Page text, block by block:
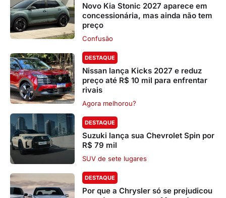
Novo Kia Stonic 2027 aparece em
concessionária, mas ainda não tem
preço
Confusão
DESTAQUE
Nissan lança Kicks 2027 e reduz
preço até R$ 10 mil para enfrentar
rivais
Agora melhorou?
DESTAQUE
Suzuki lança sua Chevrolet Spin por
R$ 79 mil
SUV de sete lugares
DESTAQUE
Por que a Chrysler só se prejudicou